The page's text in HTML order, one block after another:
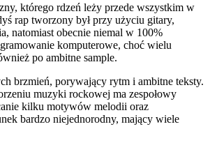
którego rdzeń leży przede wszystkim w
rap tworzony był przy użyciu gitary,
natomiast obecnie niemal w 100%
komputerowe, choć wielu
po ambitne sample.
brzmień, porywający rytm i ambitne teksty.
muzyki rockowej ma zespołowy
kilku motywów melodii oraz
bardzo niejednorodny, mający wiele